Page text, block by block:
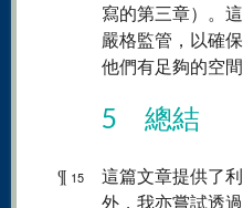
寫的第三章）。
嚴格監管，以確
他們有足夠的空
5 總結
¶ 15
這篇文章提供了
外，我亦嘗試透